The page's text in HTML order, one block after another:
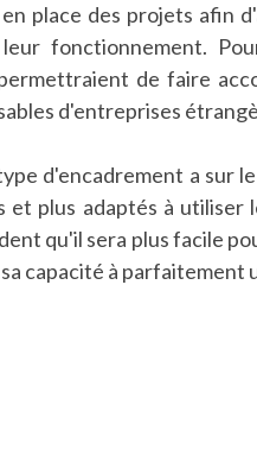
place des projets afin
fonctionnement.
de faire
d'entreprises
d'encadrement a sur
plus adaptés à utiliser
qu'il sera plus facile
capacité à